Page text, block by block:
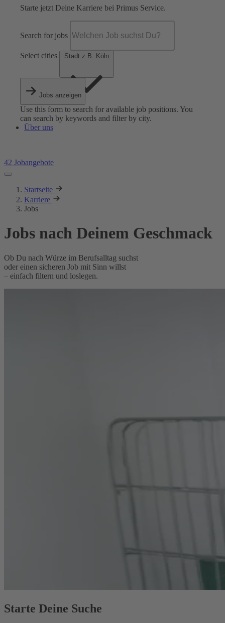
Starte jetzt Deine Karriere bei Primus Service.
Search for jobs
Select cities Stadt z.B. Köln
Jobs anzeigen
Use this form to search for available job positions. You
can search by keywords and filter by city.
Über uns
42 Jobangebote
Startseite
Karriere
Jobs
Jobs nach Deinem Geschmack
Ob Du nach Würze im Berufsalltag suchst
oder einen sicheren Job mit Sinn willst
– einfach filtern und loslegen.
Starte Deine Suche